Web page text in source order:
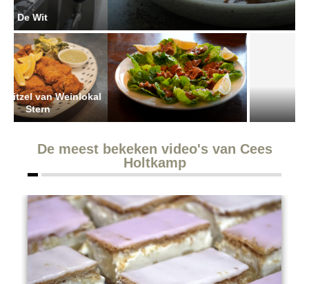
Maureen Tan maakt easy Babi Pangang
Maroeska Metz & Dinçer Erçel
maken cigköfte
Adieu Bouchon du Centre
De meest bekeken video's van Cees
Holtkamp